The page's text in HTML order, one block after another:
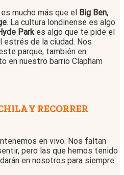
es mucho más que el Big Ben,
. La cultura londinense es algo
Park es algo que te pide el
estrés de la ciudad. Nos
parque, también en
en nuestro barrio Clapham
Y RECORRER
en vivo. Nos faltan
pero las que hemos tenido
en nosotros para siempre.